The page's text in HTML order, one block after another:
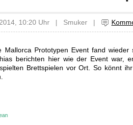
10:20 Uhr | Smuker |
Mallorca Prototypen Event fand
berichten hier wie der Event war,
Brettspielen vor Ort. So könnt